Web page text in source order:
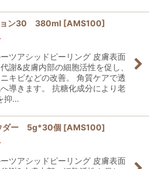
ン30 380ml [AMS100]
ツアシッドピーリング 皮膚表面
謝&皮膚内部の細胞活性を促し、
キビなどの改善。 角質ケアで透
導きます。 抗糖化成分により老
抑…
ダー 5g*30個 [AMS100]
ツアシッドピーリング 皮膚表面